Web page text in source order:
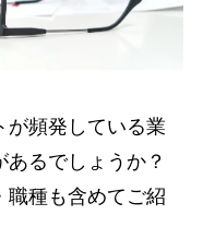
が頻発している業
るでしょうか？
職種も含めてご紹